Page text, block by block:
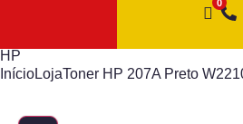
HP
InícioLojaToner HP 207A Preto